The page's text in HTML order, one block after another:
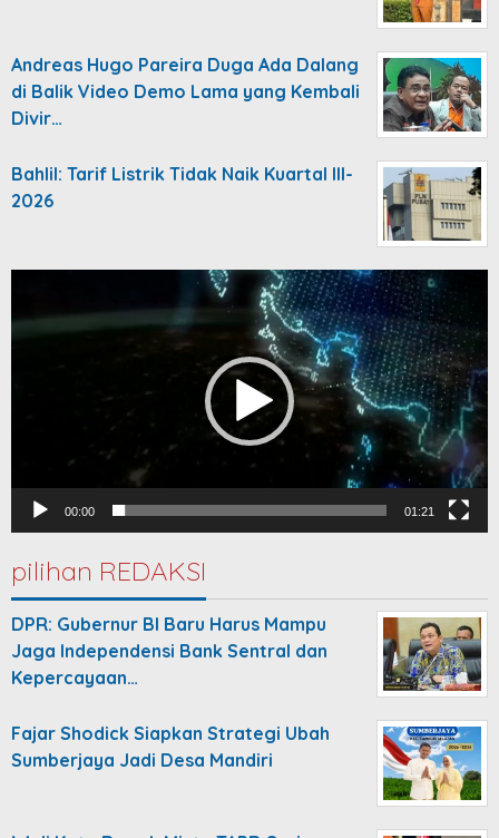
Andreas Hugo Pareira Duga Ada Dalang
di Balik Video Demo Lama yang Kembali
Divir…
Bahlil: Tarif Listrik Tidak Naik Kuartal III-
2026
00:00 01:21
pilihan REDAKSI
DPR: Gubernur BI Baru Harus Mampu
Jaga Independensi Bank Sentral dan
Kepercayaan…
Fajar Shodick Siapkan Strategi Ubah
Sumberjaya Jadi Desa Mandiri